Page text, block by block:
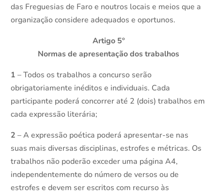
das Freguesias de Faro e noutros locais e meios que a
organização considere adequados e oportunos.
Artigo 5º
Normas de apresentação dos trabalhos
1 – Todos os trabalhos a concurso serão
obrigatoriamente inéditos e individuais. Cada
participante poderá concorrer até 2 (dois) trabalhos em
cada expressão literária;
2 – A expressão poética poderá apresentar-se nas
suas mais diversas disciplinas, estrofes e métricas. Os
trabalhos não poderão exceder uma página A4,
independentemente do número de versos ou de
estrofes e devem ser escritos com recurso às